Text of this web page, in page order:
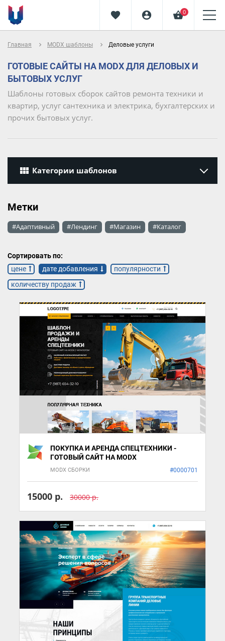
favorite account_circle shopping_basket0
Главная navigate_next MODX шаблоны navigate_next Деловые услуги
ГОТОВЫЕ САЙТЫ НА MODX ДЛЯ ДЕЛОВЫХ И
БЫТОВЫХ УСЛУГ
Шаблоны готовых сборок сайтов ремонта техники и
квартир, услуг сантехника и электрика, бухгалтерских и
прочих бытовых услуг.
view_module Категории шаблонов
Метки
#Адаптивный #Лендинг #Магазин #Каталог
Сортировать по:
цене
дате добавления
популярности
количеству продаж
ПОКУПКА И АРЕНДА СПЕЦТЕХНИКИ -
ГОТОВЫЙ САЙТ НА MODX
MODX СБОРКИ #0000701
15000 р. 30000 р.